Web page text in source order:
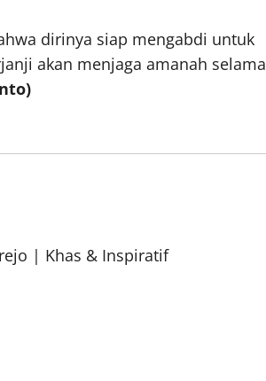
dirinya siap mengabdi untuk
akan menjaga amanah selama
| Khas & Inspiratif